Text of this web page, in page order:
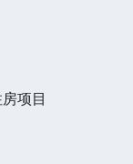
项目